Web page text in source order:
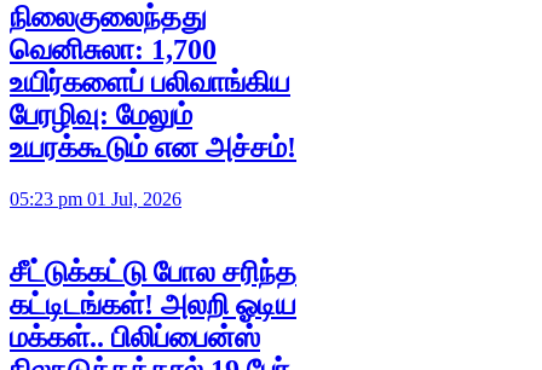
நிலைகுலைந்தது
வெனிசுலா: 1,700
உயிர்களைப் பலிவாங்கிய
பேரழிவு: மேலும்
உயரக்கூடும் என அச்சம்!
05:23 pm 01 Jul, 2026
சீட்டுக்கட்டு போல சரிந்த
கட்டிடங்கள்! அலறி ஓடிய
மக்கள்.. பிலிப்பைன்ஸ்